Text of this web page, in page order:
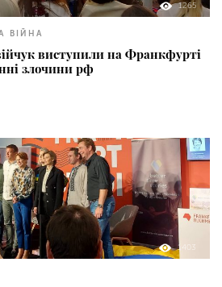
1265
ВІЙНА
виступили на Франкфурті
злочини рф
1403